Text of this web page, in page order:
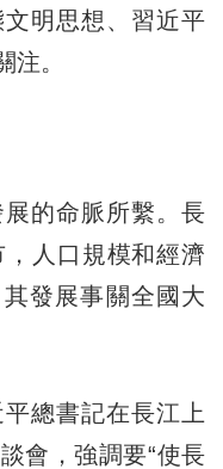
明思想、習近平
。
的命脈所繫。長
人口規模和經濟
發展事關全國大
總書記在長江上
會，強調要“使長